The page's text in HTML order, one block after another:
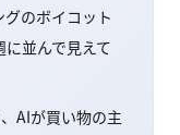
のボイコット
並んで見えて
AIが買い物の主